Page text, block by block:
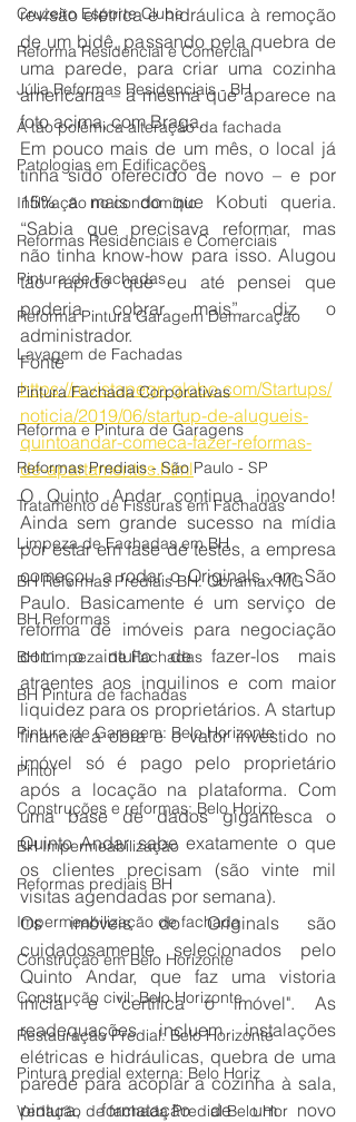
Cruzeiro Esporte Clube
Reforma Residencial e Comercial
Júlia Reformas Residenciais - BH
A tão polêmica alteração da fachada
Patologias em Edificações
Infiltração no condomínio
Reformas Residenciais e Comerciais
Pintura de Fachadas
Reforma Pintura Garagem Demarcação
Lavagem de Fachadas
Pintura Fachada Corporativas
Reforma e Pintura de Garagens
Reformas Prediais - São Paulo - SP
Tratamento de Fissuras em Fachadas
Limpeza de Fachadas em BH
BH Reformas Prediais BH: Obramax MG
BH Reformas
BH Limpeza de Fachadas
BH Pintura de fachadas
Pintura de Garagem: Belo Horizonte
Pintor
Construções e reformas: Belo Horizo
BH Impermeabilização
Reformas prediais BH
Impermeabilização de fachada
Construção em Belo Horizonte
Construção civil: Belo Horizonte
Restauração Predial: Belo Horizonte
Pintura predial externa: Belo Horiz
Vedação de fachada Predial Belo Hor
revisão elétrica e hidráulica à remoção
de um bidê, passando pela quebra de
uma parede, para criar uma cozinha
americana – a mesma que aparece na
foto acima, com Braga.
Em pouco mais de um mês, o local já
tinha sido oferecido de novo – e por
15% a mais do que Kobuti queria.
“Sabia que precisava reformar, mas
não tinha know-how para isso. Alugou
tão rápido que eu até pensei que
poderia cobrar mais”, diz o
administrador.
Fonte
https://revistapegn.globo.com/Startups/
noticia/2019/06/startup-de-alugueis-
quintoandar-comeca-fazer-reformas-
de-apartamentos.html
O Quinto Andar continua inovando!
Ainda sem grande sucesso na mídia
por estar em fase de testes, a empresa
começou a rodar o Originals, em São
Paulo. Basicamente é um serviço de
reforma de imóveis para negociação
com o intuito de fazer-los mais
atraentes aos inquilinos e com maior
liquidez para os proprietários. A startup
financia a obra e o valor investido no
imóvel só é pago pelo proprietário
após a locação na plataforma. Com
uma base de dados gigantesca o
Quinto Andar sabe exatamente o que
os clientes precisam (são vinte mil
visitas agendadas por semana).
Os imóveis do Originals são
cuidadosamente selecionados pelo
Quinto Andar, que faz uma vistoria
inicial e "certifica o imóvel". As
readequações incluem instalações
elétricas e hidráulicas, quebra de uma
parede para acoplar a cozinha à sala,
pintura, formatação de um novo